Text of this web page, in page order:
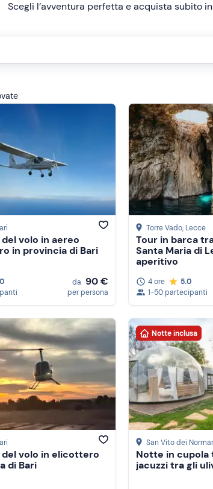
Scegli l’avventura perfetta e acquista subito
volo in aereo
in provincia di Bari
da 90 €
per persona
Torre Vado, Lecce
Tour in barca
Santa Maria di
aperitivo
4 ore
5.0
1-50 partecipanti
volo in elicottero
di Bari
Notte inclusa
San Vito dei
Notte in
jacuzzi tra gli